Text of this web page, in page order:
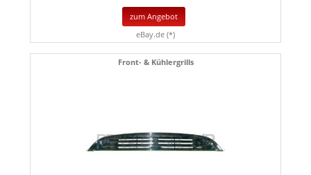
zum Angebot
eBay.de (*)
Front- & Kühlergrills